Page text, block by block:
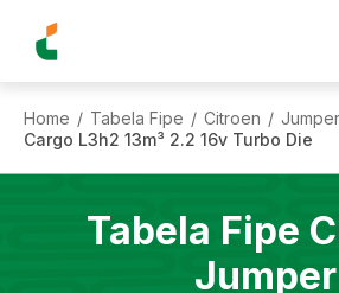
Home / Tabela Fipe / Citroen / Jumper
Cargo L3h2 13m³ 2.2 16v Turbo Die
Tabela Fipe
Jumper